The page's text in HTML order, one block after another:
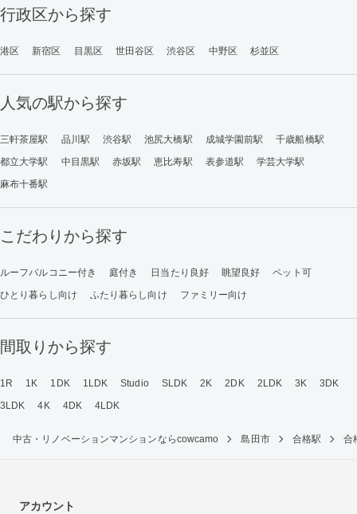
行政区から探す
港区 新宿区 目黒区 世田谷区 渋谷区 中野区 杉並区
人気の駅から探す
三軒茶屋駅 品川駅 渋谷駅 池尻大橋駅 成城学園前駅
千歳船橋駅
都立大学駅
中目黒駅 赤坂駅 恵比寿駅 表参道駅
学芸大学駅
麻布十番駅
こだわりから探す
ルーフバルコニー付き 庭付き 日当たり良好 眺望良好
ペット可
ひとり暮らし向け
ふたり暮らし向け ファミリー向け
間取りから探す
1R 1K 1DK 1LDK Studio SLDK 2K 2DK 2LDK 3K
3DK
3LDK
4K 4DK 4LDK
中古・リノベーションマンションならcowcamo 島田市 合格駅 合
アカウント